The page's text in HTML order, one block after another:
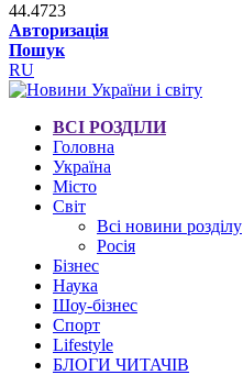
44.4723
Авторизація
Пошук
RU
ВСІ РОЗДІЛИ
Головна
Україна
Місто
Світ
Всі новини розділу
Росія
Бізнес
Наука
Шоу-бізнес
Спорт
Lifestyle
БЛОГИ ЧИТАЧІВ